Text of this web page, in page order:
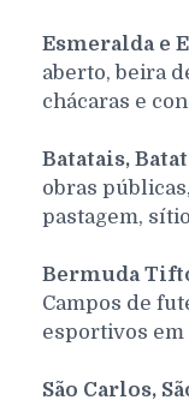
Esmeralda e
aberto, beira
chácaras e
Batatais,
obras
pastagem,
Bermuda
Campos de
esportivos
São Carlos,